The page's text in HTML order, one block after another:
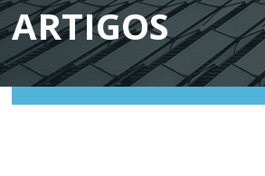
ARTIGOS